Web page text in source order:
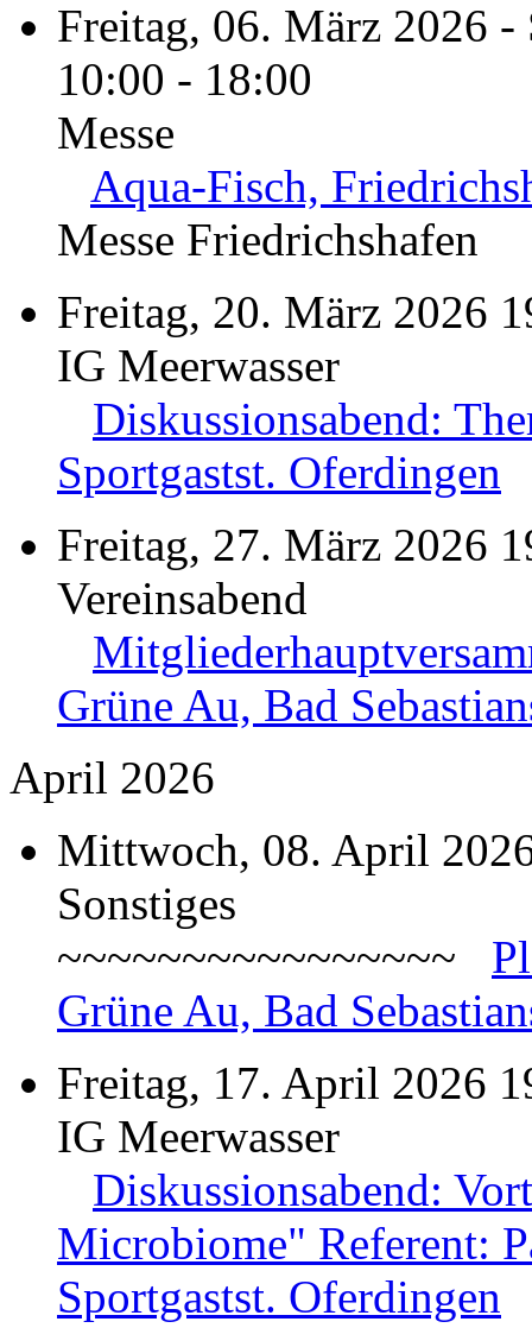
Freitag, 06. März 2026
10:00 - 18:00
Messe
Aqua-Fisch,
Messe Friedrichshafen
Freitag, 20. März 2026
IG Meerwasser
Diskussionsabend:
Sportgastst. Oferdingen
Freitag, 27. März 2026
Vereinsabend
Grüne Au, Bad
April 2026
Mittwoch, 08. April
Sonstiges
~~~~~~~~~~~~~~~~
Grüne Au, Bad
Freitag, 17. April 2026
IG Meerwasser
Diskussionsabend:
Microbiome" Referent:
Sportgastst. Oferdingen